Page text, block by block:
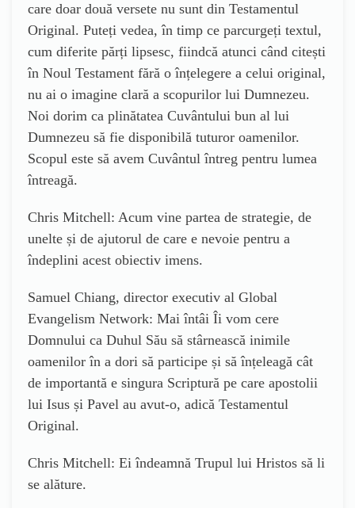
care doar două versete nu sunt din Testamentul
Original. Puteți vedea, în timp ce parcurgeți textul,
cum diferite părți lipsesc, fiindcă atunci când citești
în Noul Testament fără o înțelegere a celui original,
nu ai o imagine clară a scopurilor lui Dumnezeu.
Noi dorim ca plinătatea Cuvântului bun al lui
Dumnezeu să fie disponibilă tuturor oamenilor.
Scopul este să avem Cuvântul întreg pentru lumea
întreagă.
Chris Mitchell: Acum vine partea de strategie, de
unelte și de ajutorul de care e nevoie pentru a
îndeplini acest obiectiv imens.
Samuel Chiang, director executiv al Global
Evangelism Network: Mai întâi Îi vom cere
Domnului ca Duhul Său să stârnească inimile
oamenilor în a dori să participe și să înțeleagă cât
de importantă e singura Scriptură pe care apostolii
lui Isus și Pavel au avut-o, adică Testamentul
Original.
Chris Mitchell: Ei îndeamnă Trupul lui Hristos să li
se alăture.